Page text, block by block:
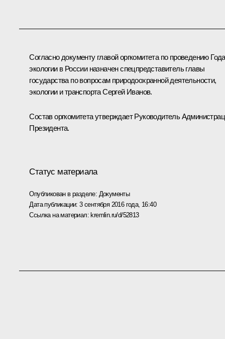
Согласно документу главой оргкомитета по проведению Года
экологии в России назначен спецпредставитель главы
государства по вопросам природоохранной деятельности,
экологии и транспорта Сергей Иванов.
Состав оргкомитета утверждает Руководитель
Президента.
Статус материала
Опубликован в разделе: Документы
Дата публикации:3 сентября 2016 года, 16:40
Ссылка на материал: kremlin.ru/d/52813